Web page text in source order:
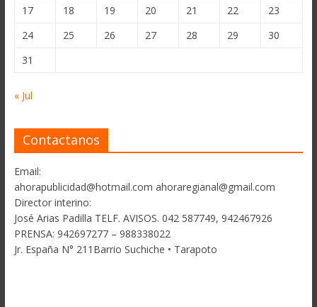
17
18 19 20 21 22
23
24
25 26 27 28 29
30
31
« Jul
Contactanos
Email:
ahorapublicidad@hotmail.com ahoraregianal@gmail.com
Director interino:
José Arias Padilla TELF. AVISOS. 042 587749, 942467926
PRENSA: 942697277 – 988338022
Jr. España N° 211Barrio Suchiche • Tarapoto